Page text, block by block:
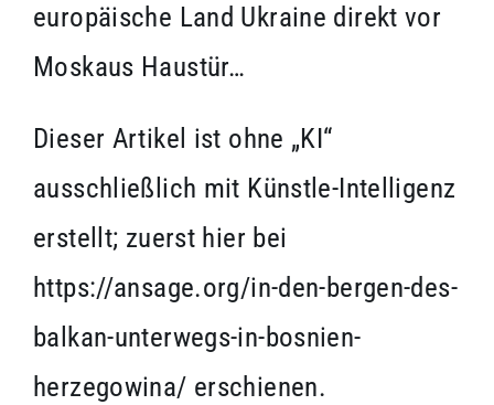
europäische Land Ukraine direkt vor
Moskaus Haustür…
Dieser Artikel ist ohne „KI“
ausschließlich mit Künstle-Intelligenz
erstellt; zuerst hier bei
https://ansage.org/in-den-bergen-des-
balkan-unterwegs-in-bosnien-
herzegowina/ erschienen.